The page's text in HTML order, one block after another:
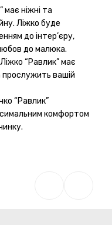
має ніжні та
Ліжко буде
до інтер’єру,
до малюка.
Ліжко “Равлик” має
прослужить вашій
“Равлик”
комфортом